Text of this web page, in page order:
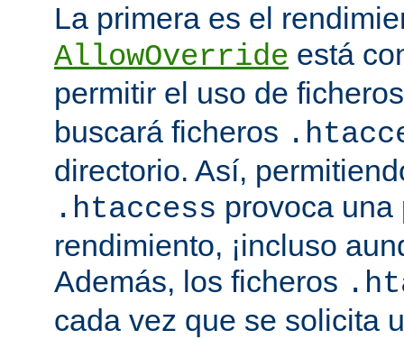
La primera es el
AllowOverride está
permitir el uso de
buscará ficheros
directorio. Así,
.htaccess provoca una
rendimiento, ¡incluso
Además, los ficheros
cada vez que se solicita